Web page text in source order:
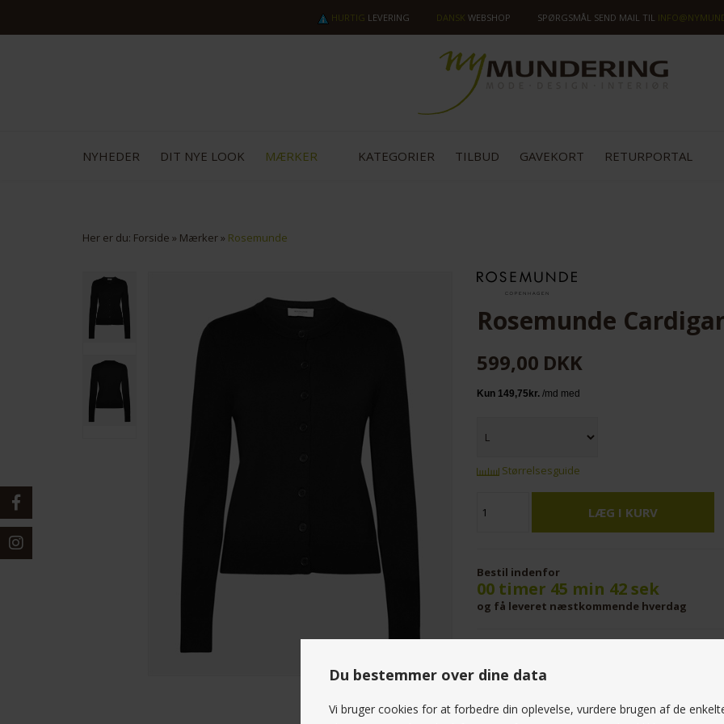
Du bestemmer over dine data
Vi bruger cookies for at forbedre din oplevelse, vurdere brugen af de
HURTIG LEVERING DANSK WEBSHOP SPØRGSMÅL SEND MAIL TIL
NYHEDER DIT NYE LOOK MÆRKER KATEGORIER TILBUD GAVEKORT RETURPORTAL
Her er du: Forside » Mærker» Rosemunde
Rosemunde
599,00 DKK
Størrelsesguide
Bestil indenfor
00 timer 45 min 41 sek
og få leveret næstkommende hverdag
Materiale : 82% Viscose 16% Polyamide 2% Elastan